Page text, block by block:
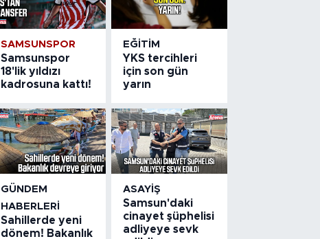
SAMSUNSPOR
Samsunspor
18'lik yıldızı
kadrosuna kattı!
EĞITIM
YKS tercihleri
için son gün
yarın
GÜNDEM
HABERLERI
Sahillerde yeni
dönem! Bakanlık
ASAYIŞ
Samsun'daki
cinayet şüphelisi
adliyeye sevk